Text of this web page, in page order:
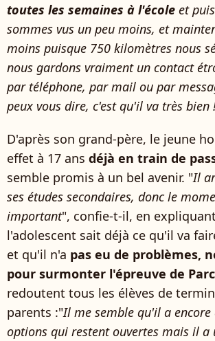
toutes les semaines à l'école et
sommes vus un peu moins, et
moins puisque 750 kilomètres nous
nous gardons vraiment un contact
par téléphone, par mail ou par
peux vous dire, c'est qu'il va très bien
D'après son grand-père, le jeune
effet à 17 ans déjà en train de
semble promis à un bel avenir. "Il
ses études secondaires, donc le
important", confie-t-il, en
l'adolescent sait déjà ce qu'il va
et qu'il n'a pas eu de problèmes,
pour surmonter l'épreuve de
redoutent tous les élèves de
parents :"Il me semble qu'il a encore
options qui restent ouvertes mais il a